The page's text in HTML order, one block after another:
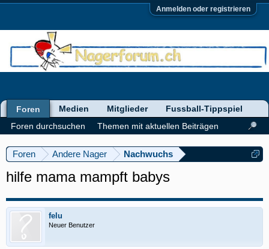
Anmelden oder registrieren
Foren Andere Nager Nachwuchs
hilfe mama mampft babys
felu
Neuer Benutzer
Foren
Foren durchsuchen
Themen mit aktuellen Beiträgen
Medien Mitglieder Fussball-Tippspiel